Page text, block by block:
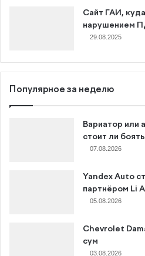
Сайт ГАИ,
нарушением
29.08.2025
Популярное за неделю
Вариатор или
стоит ли
07.08.2026
Yandex Auto
партнёром Li
05.08.2026
Chevrolet
сум
03.08.2026